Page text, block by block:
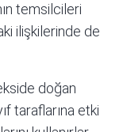
temsilcileri
ilişkilerinde de
doğan
taraflarına etki